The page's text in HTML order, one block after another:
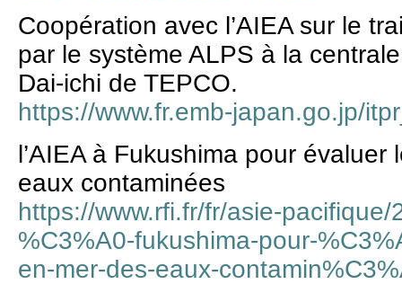
Coopération avec l’AIEA sur le
par le système ALPS à la
Dai-ichi de TEPCO.
https://www.fr.emb-japan.go.jp/
l’AIEA à Fukushima pour
eaux contaminées
https://www.rfi.fr/fr/asie-
%C3%A0-fukushima-pour-
en-mer-des-eaux-